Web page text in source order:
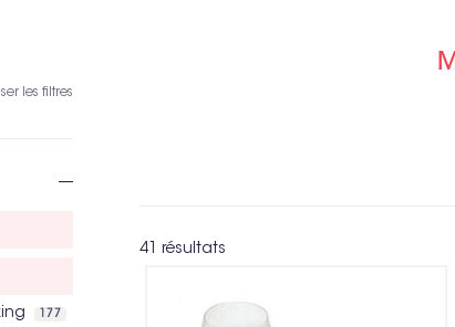
Voir toutes
les filtres
177
41 résultats